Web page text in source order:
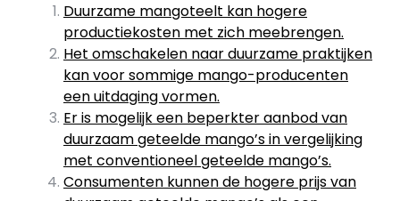
Duurzame mangoteelt kan hogere
productiekosten met zich meebrengen.
Het omschakelen naar duurzame praktijken
kan voor sommige mango-producenten
een uitdaging vormen.
Er is mogelijk een beperkter aanbod van
duurzaam geteelde mango’s in vergelijking
met conventioneel geteelde mango’s.
Consumenten kunnen de hogere prijs van